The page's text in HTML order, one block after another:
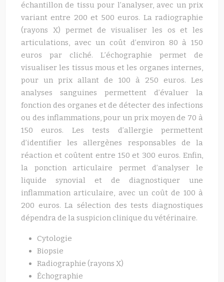
échantillon de tissu pour l’analyser, avec un prix
variant entre 200 et 500 euros. La radiographie
(rayons X) permet de visualiser les os et les
articulations, avec un coût d’environ 80 à 150
euros par cliché. L’échographie permet de
visualiser les tissus mous et les organes internes,
pour un prix allant de 100 à 250 euros. Les
analyses sanguines permettent d’évaluer la
fonction des organes et de détecter des infections
ou des inflammations, pour un prix moyen de 70 à
150 euros. Les tests d’allergie permettent
d’identifier les allergènes responsables de la
réaction et coûtent entre 150 et 300 euros. Enfin,
la ponction articulaire permet d’analyser le
liquide synovial et de diagnostiquer une
inflammation articulaire, avec un coût de 100 à
200 euros. La sélection des tests diagnostiques
dépendra de la suspicion clinique du vétérinaire.
Cytologie
Biopsie
Radiographie (rayons X)
Échographie